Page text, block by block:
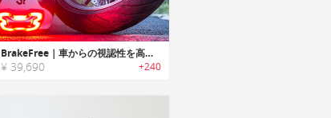
BrakeFree｜車からの視認性を高めるヘルメット用ブレーキライト「ブレーキフリー」
¥ 39,690 +240